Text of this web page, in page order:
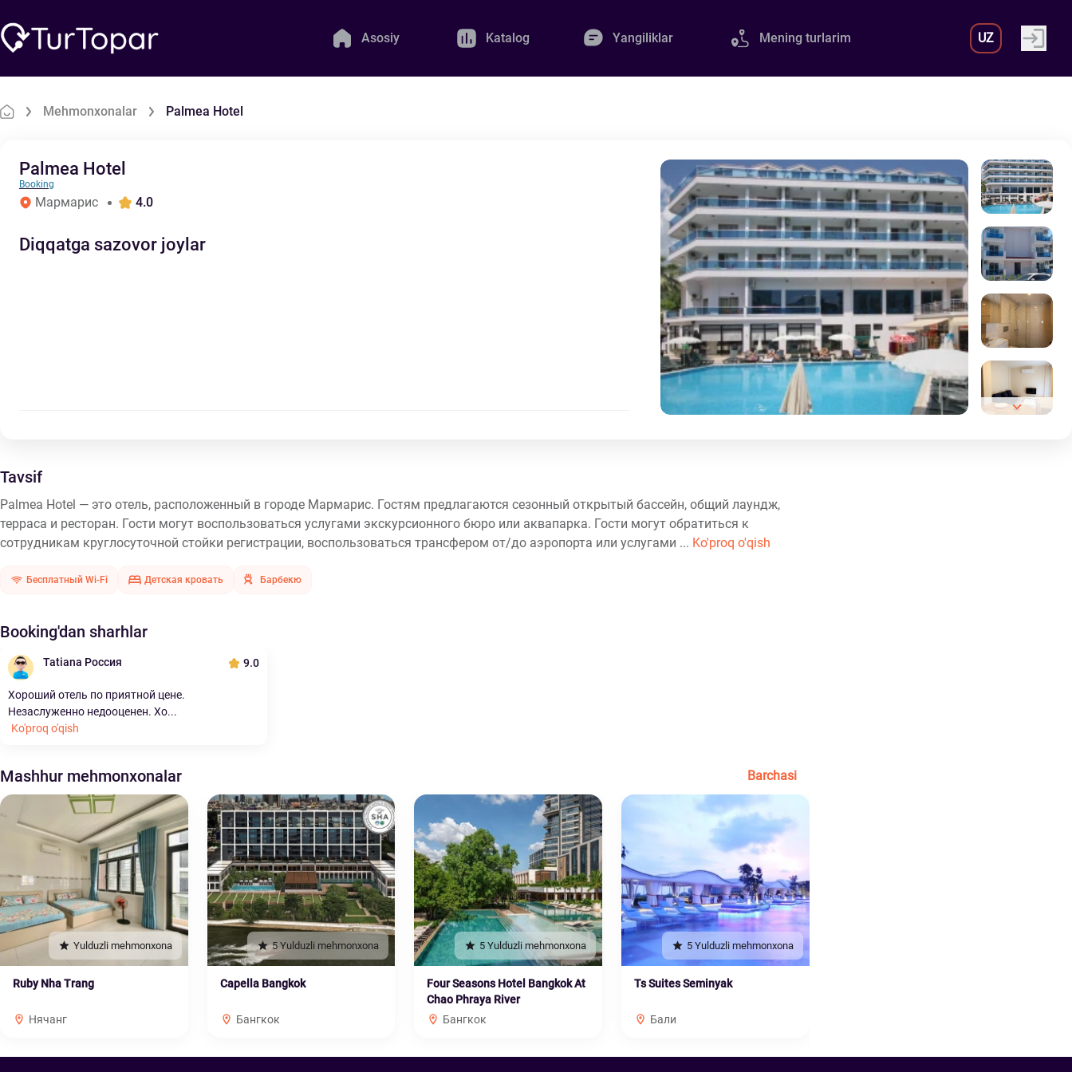
Asosiy Katalog Yangiliklar Mening turlarim UZ
Mehmonxonalar Palmea Hotel
Palmea Hotel
Booking
Мармарис 4.0
Diqqatga sazovor joylar
Tavsif
Palmea Hotel — это отель, расположенный в городе Мармарис. Гостям предлагаются сезонный открытый бассейн, общий лаундж,
терраса и ресторан. Гости могут воспользоваться услугами экскурсионного бюро или аквапарка. Гости могут обратиться к
сотрудникам круглосуточной стойки регистрации, воспользоваться трансфером от/до аэропорта или услугами ... Ko'proq o'qish
Бесплатный Wi-Fi Детская кровать Барбекю
Booking'dan sharhlar
Tatiana Россия 9.0
Хороший отель по приятной цене.
Незаслуженно недооценен. Хо...
Ko'proq o'qish
Mashhur mehmonxonalar Barchasi
Yulduzli mehmonxona
Ruby Nha Trang
Нячанг
5 Yulduzli mehmonxona
Capella Bangkok
Бангкок
5 Yulduzli mehmonxona
Four Seasons Hotel Bangkok At
Chao Phraya River
Бангкок
5 Yulduzli mehmonxona
Ts Suites Seminyak
Бали